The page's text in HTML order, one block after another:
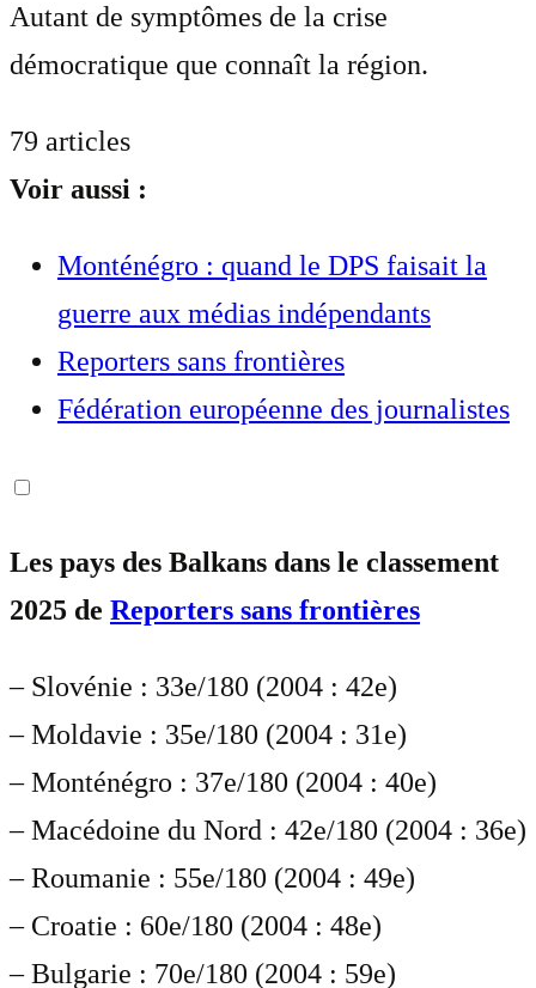
Autant de symptômes de la crise
démocratique que connaît la région.
79 articles
Voir aussi :
Monténégro : quand le DPS faisait la
guerre aux médias indépendants
Reporters sans frontières
Fédération européenne des journalistes
Les pays des Balkans dans le classement
2025 de Reporters sans frontières
– Slovénie : 33e/180 (2004 : 42e)
– Moldavie : 35e/180 (2004 : 31e)
– Monténégro : 37e/180 (2004 : 40e)
– Macédoine du Nord : 42e/180 (2004 : 36e)
– Roumanie : 55e/180 (2004 : 49e)
– Croatie : 60e/180 (2004 : 48e)
– Bulgarie : 70e/180 (2004 : 59e)